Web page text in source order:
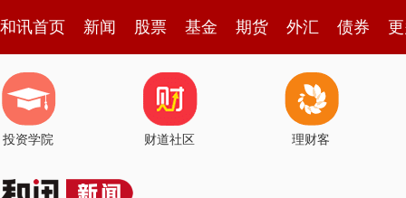
和讯首页 新闻 股票 基金 期货 外汇 债券
投资学院 财道社区 理财客